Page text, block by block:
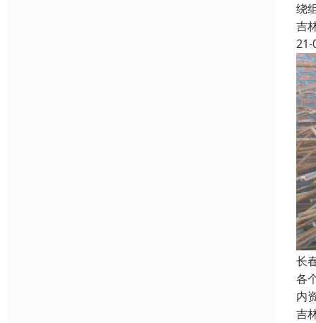
绕
吉
21-
长
各
内
吉